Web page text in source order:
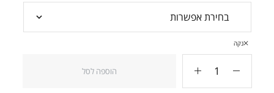
נקה
הוספה לסל